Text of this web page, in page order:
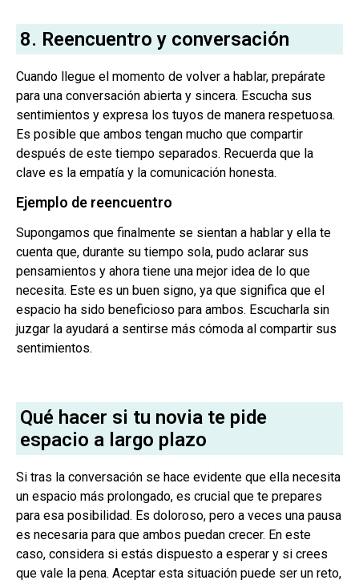
8. Reencuentro y conversación
Cuando llegue el momento de volver a hablar, prepárate
para una conversación abierta y sincera. Escucha sus
sentimientos y expresa los tuyos de manera respetuosa.
Es posible que ambos tengan mucho que compartir
después de este tiempo separados. Recuerda que la
clave es la empatía y la comunicación honesta.
Ejemplo de reencuentro
Supongamos que finalmente se sientan a hablar y ella te
cuenta que, durante su tiempo sola, pudo aclarar sus
pensamientos y ahora tiene una mejor idea de lo que
necesita. Este es un buen signo, ya que significa que el
espacio ha sido beneficioso para ambos. Escucharla sin
juzgar la ayudará a sentirse más cómoda al compartir sus
sentimientos.
Qué hacer si tu novia te pide
espacio a largo plazo
Si tras la conversación se hace evidente que ella necesita
un espacio más prolongado, es crucial que te prepares
para esa posibilidad. Es doloroso, pero a veces una pausa
es necesaria para que ambos puedan crecer. En este
caso, considera si estás dispuesto a esperar y si crees
que vale la pena. Aceptar esta situación puede ser un reto,